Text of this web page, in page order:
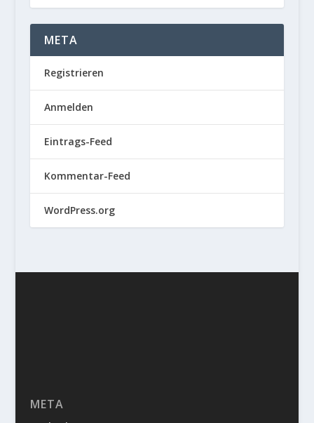
META
Registrieren
Anmelden
Eintrags-Feed
Kommentar-Feed
WordPress.org
META